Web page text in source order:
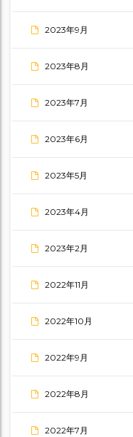
2023年9月
2023年8月
2023年7月
2023年6月
2023年5月
2023年4月
2023年2月
2022年11月
2022年10月
2022年9月
2022年8月
2022年7月